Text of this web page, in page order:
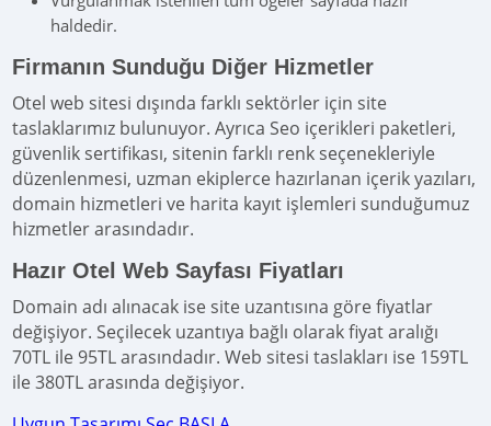
haldedir.
Firmanın Sunduğu Diğer Hizmetler
Otel web sitesi dışında farklı sektörler için site
taslaklarımız bulunuyor. Ayrıca Seo içerikleri paketleri,
güvenlik sertifikası, sitenin farklı renk seçenekleriyle
düzenlenmesi, uzman ekiplerce hazırlanan içerik yazıları,
domain hizmetleri ve harita kayıt işlemleri sunduğumuz
hizmetler arasındadır.
Hazır Otel Web Sayfası Fiyatları
Domain adı alınacak ise site uzantısına göre fiyatlar
değişiyor. Seçilecek uzantıya bağlı olarak fiyat aralığı
70TL ile 95TL arasındadır. Web sitesi taslakları ise 159TL
ile 380TL arasında değişiyor.